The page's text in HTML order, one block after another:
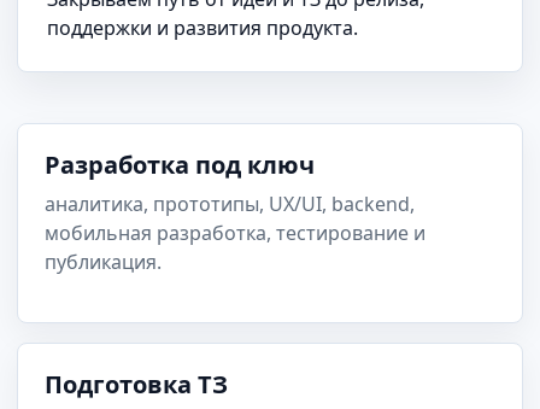
поддержки и развития продукта.
Разработка под ключ
аналитика, прототипы, UX/UI, backend,
мобильная разработка, тестирование и
публикация.
Подготовка ТЗ